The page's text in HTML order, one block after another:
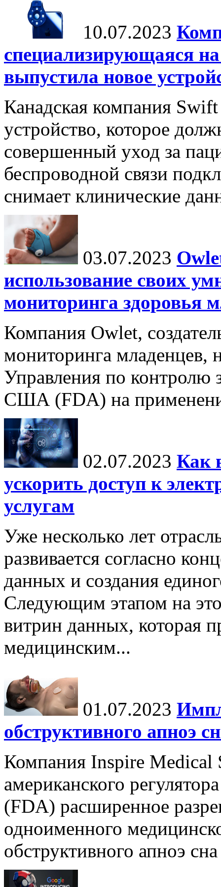
10.07.2023
специализирующаяся
выпустила новое
Канадская компания
устройство, которое
совершенный уход за
беспроводной связи
снимает клинические
03.07.2023
использование своих
мониторинга здоровья
Компания Owlet,
мониторинга младенцев,
Управления по контролю
США (FDA) на
02.07.2023 Как
ускорить доступ к
услугам
Уже несколько лет
развивается согласно
данных и создания
Следующим этапом на
витрин данных, которая
медицинским...
01.07.2023
обструктивного апноэ
Компания Inspire Medical
американского
(FDA) расширенное
одноименного
обструктивного апноэ